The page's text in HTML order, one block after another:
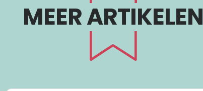
MEER ARTIKELEN